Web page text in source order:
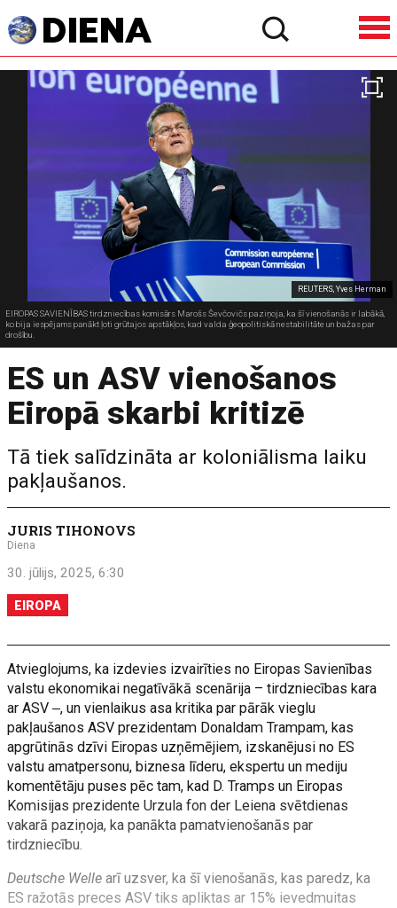
REUTERS, Yves Herman
EIROPAS SAVIENĪBAS tirdzniecības komisārs Marošs Ševčovičs paziņoja, ka šī vienošanās ir labākā,
ko bija iespējams panākt ļoti grūtajos apstākļos, kad valda ģeopolitiskā nestabilitāte un bažas par
drošību.
ES un ASV vienošanos
Eiropā skarbi kritizē
Tā tiek salīdzināta ar koloniālisma laiku
pakļaušanos.
JURIS TIHONOVS
Diena
30. jūlijs, 2025, 6:30
EIROPA
Atvieglojums, ka izdevies izvairīties no Eiropas Savienības
valstu ekonomikai negatīvākā scenārija – tirdzniecības kara
ar ASV ‒, un vienlaikus asa kritika par pārāk vieglu
pakļaušanos ASV prezidentam Donaldam Trampam, kas
apgrūtinās dzīvi Eiropas uzņēmējiem, izskanējusi no ES
valstu amatpersonu, biznesa līderu, ekspertu un mediju
komentētāju puses pēc tam, kad D. Tramps un Eiropas
Komisijas prezidente Urzula fon der Leiena svētdienas
vakarā paziņoja, ka panākta pamatvienošanās par
tirdzniecību.
Deutsche Welle arī uzsver, ka šī vienošanās, kas paredz, ka
ES ražotās preces ASV tiks apliktas ar 15% ievedmuitas